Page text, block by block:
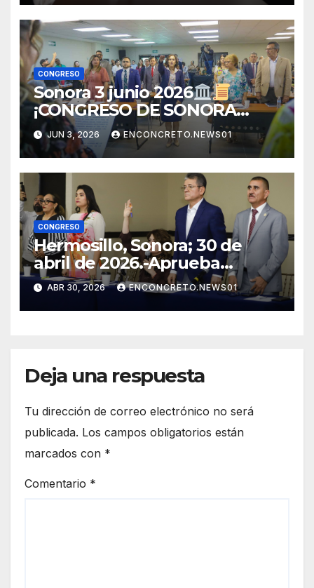
IGUALDAD DE GÉNERO!
CONGRESO
Sonora 3 junio 2026
¡CONGRESO DE SONORA
APRUEBA CAMBIOS
ELECTORALES Y ANALIZA
NUEVAS REFORMAS!
JUN 3, 2026 ENCONCRETO.NEWS01
CONGRESO
Hermosillo, Sonora; 30 de
abril de 2026.-Aprueba
Congreso de Sonora ley para
personas migrantes, atiende
amparo y concluye periodo
ABR 30, 2026 ENCONCRETO.NEWS01
Deja una respuesta
Tu dirección de correo electrónico no será
publicada. Los campos obligatorios están
marcados con *
Comentario *